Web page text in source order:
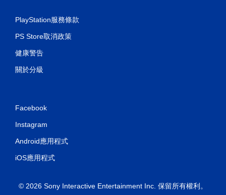
PlayStation服務條款
PS Store取消政策
健康警告
關於分級
Facebook
Instagram
Android應用程式
iOS應用程式
© 2026 Sony Interactive Entertainment Inc. 保留所有權利。